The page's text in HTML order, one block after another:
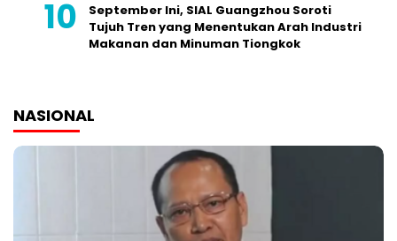
September Ini, SIAL Guangzhou Soroti
Tujuh Tren yang Menentukan Arah Industri
Makanan dan Minuman Tiongkok
NASIONAL